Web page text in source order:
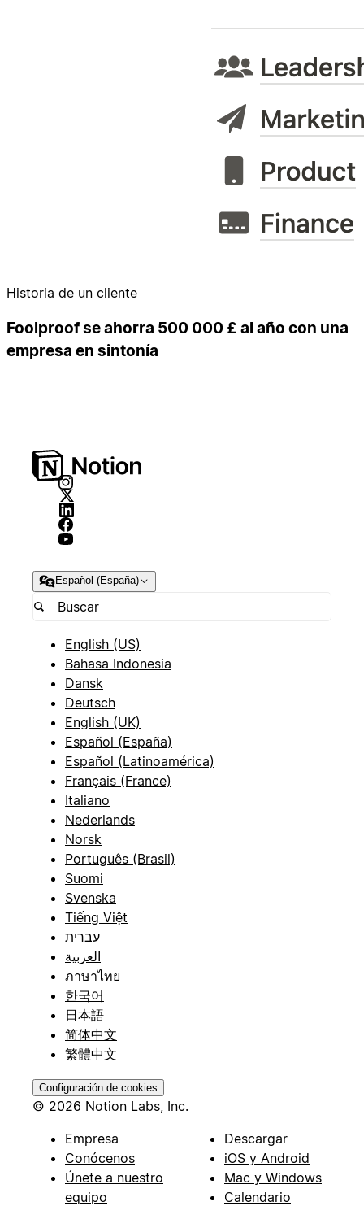
Historia de un cliente
Foolproof se ahorra 500 000 £ al año con una
empresa en sintonía
Español (España)
English (US)
Bahasa Indonesia
Dansk
Deutsch
English (UK)
Español (España)
Español (Latinoamérica)
Français (France)
Italiano
Nederlands
Norsk
Português (Brasil)
Suomi
Svenska
Tiếng Việt
עברית
العربية
ภาษาไทย
한국어
日本語
简体中文
繁體中文
Configuración de cookies
© 2026 Notion Labs, Inc.
Empresa
Conócenos
Únete a nuestro
equipo
Descargar
iOS y Android
Mac y Windows
Calendario